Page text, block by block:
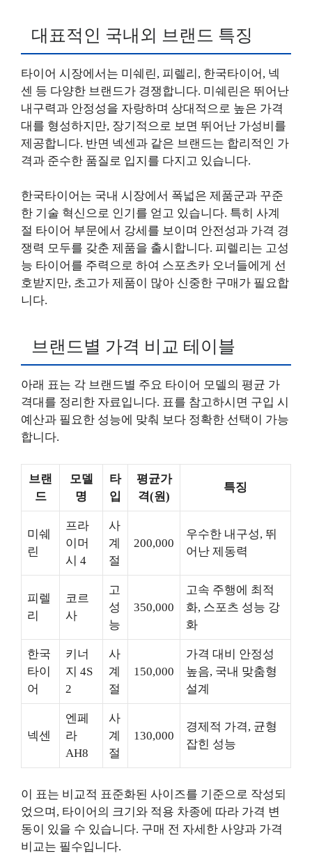
대표적인 국내외 브랜드 특징
타이어 시장에서는 미쉐린, 피렐리, 한국타이어, 넥
센 등 다양한 브랜드가 경쟁합니다. 미쉐린은 뛰어난
내구력과 안정성을 자랑하며 상대적으로 높은 가격
대를 형성하지만, 장기적으로 보면 뛰어난 가성비를
제공합니다. 반면 넥센과 같은 브랜드는 합리적인 가
격과 준수한 품질로 입지를 다지고 있습니다.
한국타이어는 국내 시장에서 폭넓은 제품군과 꾸준
한 기술 혁신으로 인기를 얻고 있습니다. 특히 사계
절 타이어 부문에서 강세를 보이며 안전성과 가격 경
쟁력 모두를 갖춘 제품을 출시합니다. 피렐리는 고성
능 타이어를 주력으로 하여 스포츠카 오너들에게 선
호받지만, 초고가 제품이 많아 신중한 구매가 필요합
니다.
브랜드별 가격 비교 테이블
아래 표는 각 브랜드별 주요 타이어 모델의 평균 가
격대를 정리한 자료입니다. 표를 참고하시면 구입 시
예산과 필요한 성능에 맞춰 보다 정확한 선택이 가능
합니다.
브랜
드
모델
명
타
입
평균가
격(원)
특징
미쉐
린
프라
이머
시 4
사
계
절
200,000
우수한 내구성, 뛰
어난 제동력
피렐
리
코르
사
고
성
능
350,000
고속 주행에 최적
화, 스포츠 성능 강
화
한국
타이
어
키너
지 4S
2
사
계
절
150,000
가격 대비 안정성
높음, 국내 맞춤형
설계
넥센
엔페
라
AH8
사
계
절
130,000
경제적 가격, 균형
잡힌 성능
이 표는 비교적 표준화된 사이즈를 기준으로 작성되
었으며, 타이어의 크기와 적용 차종에 따라 가격 변
동이 있을 수 있습니다. 구매 전 자세한 사양과 가격
비교는 필수입니다.